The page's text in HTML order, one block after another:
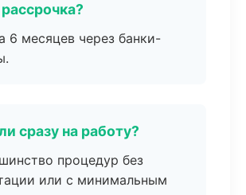
6 месяцев через банки-
сразу на работу?
процедур без
или с минимальным